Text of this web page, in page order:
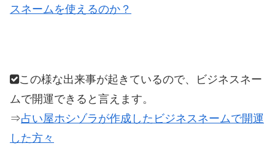
スネームを使えるのか？
この様な出来事が起きているので、ビジネスネー
ムで開運できると言えます。
⇒占い屋ホシゾラが作成したビジネスネームで開運
した方々